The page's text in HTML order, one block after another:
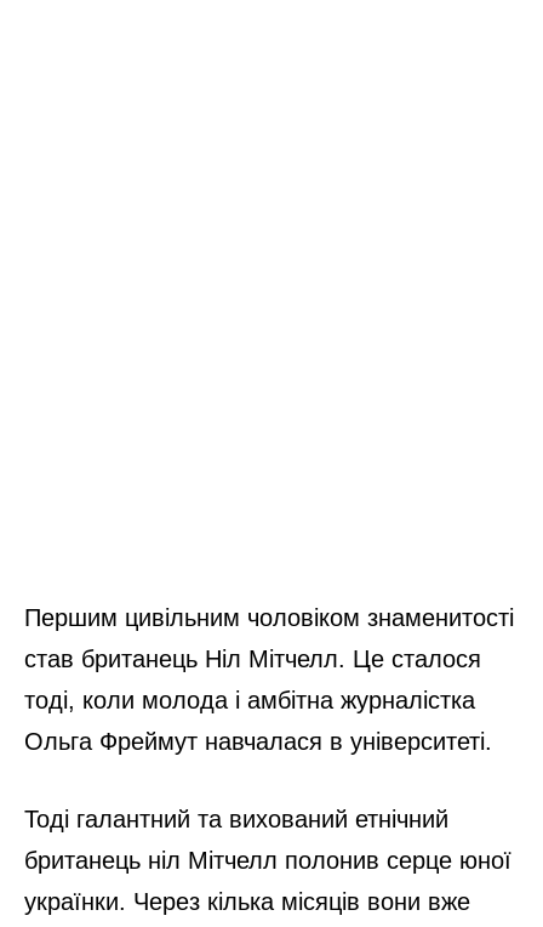
Першим цивільним чоловіком знаменитості
став британець Ніл Мітчелл. Це сталося
тоді, коли молода і амбітна журналістка
Ольга Фреймут навчалася в університеті.
Тоді галантний та вихований етнічний
британець ніл Мітчелл полонив серце юної
українки. Через кілька місяців вони вже